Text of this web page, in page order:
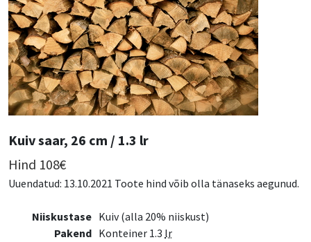
Kuiv saar, 26 cm / 1.3 lr
Hind 108€
Uuendatud: 13.10.2021 Toote hind võib olla tänaseks aegunud.
Niiskustase Kuiv (alla 20% niiskust)
Pakend Konteiner 1.3 lr